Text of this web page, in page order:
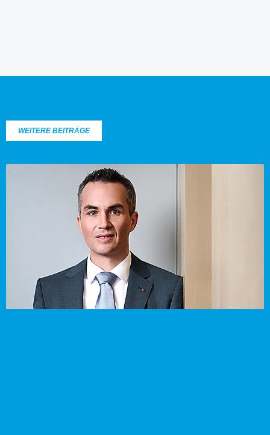
WEITERE BEITRÄGE